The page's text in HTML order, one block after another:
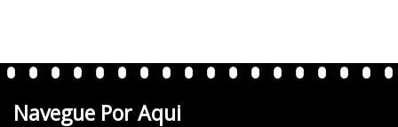
n
e
Navegue Por Aqui